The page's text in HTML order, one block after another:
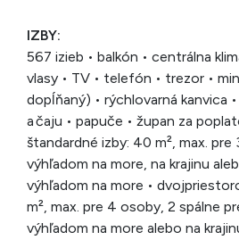
IZBY:
567 izieb • balkón • centrálna
vlasy • TV • telefón • trezor •
dopĺňaný) • rýchlovarná kanvica
a čaju • papuče • župan za
štandardné izby: 40 m², max. pre
výhľadom na more, na krajinu
výhľadom na more •
m², max. pre 4 osoby, 2 spálne
výhľadom na more alebo na